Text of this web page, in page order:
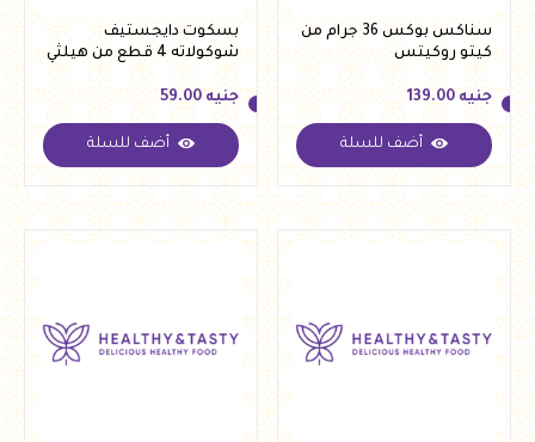
سناكس بوكس 36 جرام من
كيتو روكيتس
جنيه
جنيه 139.00
أضف للسلة
بسكوت دايجستيف
شوكولاته 4 قطع من هيلثي
دايت
جنيه
جنيه 59.00
أضف للسلة